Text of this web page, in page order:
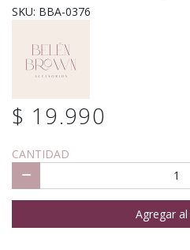
SKU: BBA-0376
$ 19.990
CANTIDAD
Agregar